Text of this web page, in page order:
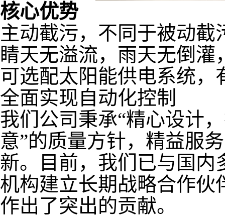
核心优势
主动截污，不同于被动截
睛天无溢流，雨天无倒灌
可选配太阳能供电系统，
全面实现自动化控制
我们公司秉承“精心设计
意”的质量方针，精益服
新。目前，我们已与国内
机构建立长期战略合作伙
作出了突出的贡献。